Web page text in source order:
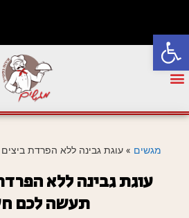
פתח סרגל נגישות
מגשים » עוגת גבינה ללא הפרדת
עוגת גבינה ללא
תעשה לכם